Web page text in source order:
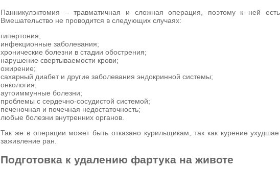
Панникулэктомия – травматичная и сложная операция, поэтому к ней есть
Вмешательство не проводится в следующих случаях:
гипертония;
инфекционные заболевания;
хронические болезни в стадии обострения;
нарушение свертываемости крови;
ожирение;
сахарный диабет и другие заболевания эндокринной системы;
онкология;
аутоиммунные болезни;
проблемы с сердечно-сосудистой системой;
печеночная и почечная недостаточность;
любые болезни внутренних органов.
Так же в операции может быть отказано курильщикам, так как курение
заживление ран.
Подготовка к удалению фартука на животе